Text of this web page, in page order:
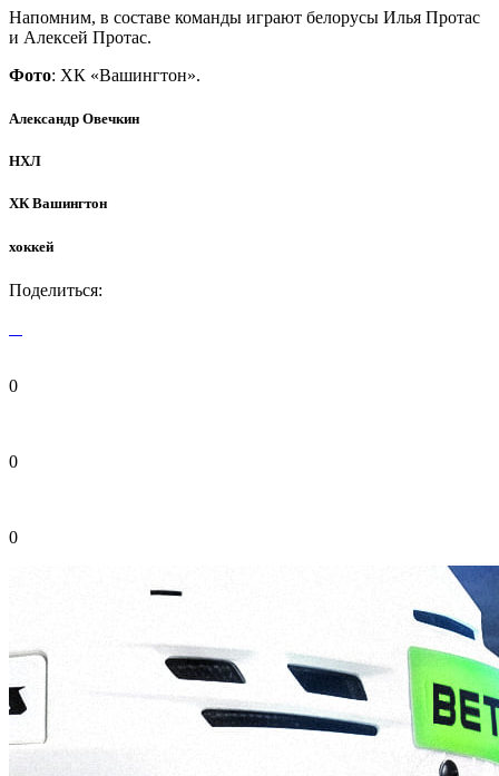
Напомним, в составе команды играют белорусы Илья Протас
и Алексей Протас.
Фото: ХК «Вашингтон».
Александр Овечкин
НХЛ
ХК Вашингтон
хоккей
Поделиться:
0
0
0